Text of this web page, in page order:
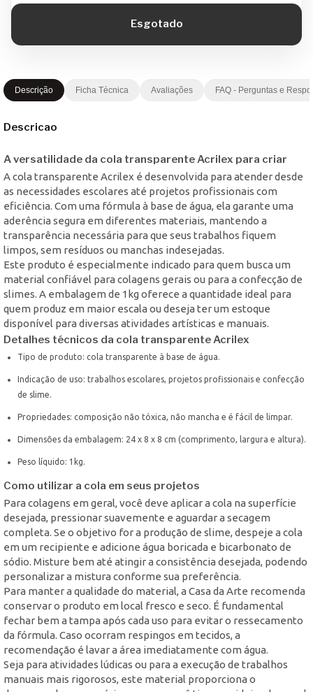
Descrição Ficha Técnica Avaliações FAQ - Perguntas e
Descricao
A versatilidade da cola transparente Acrilex para criar
A cola transparente Acrilex é desenvolvida para atender desde
as necessidades escolares até projetos profissionais com
eficiência. Com uma fórmula à base de água, ela garante uma
aderência segura em diferentes materiais, mantendo a
transparência necessária para que seus trabalhos fiquem
limpos, sem resíduos ou manchas indesejadas.
Este produto é especialmente indicado para quem busca um
material confiável para colagens gerais ou para a confecção de
slimes. A embalagem de 1kg oferece a quantidade ideal para
quem produz em maior escala ou deseja ter um estoque
disponível para diversas atividades artísticas e manuais.
Detalhes técnicos da cola transparente Acrilex
Tipo de produto: cola transparente à base de água.
Indicação de uso: trabalhos escolares, projetos profissionais e confecção
de slime.
Propriedades: composição não tóxica, não mancha e é fácil de limpar.
Dimensões da embalagem: 24 x 8 x 8 cm (comprimento, largura e altura).
Peso líquido: 1kg.
Como utilizar a cola em seus projetos
Para colagens em geral, você deve aplicar a cola na superfície
desejada, pressionar suavemente e aguardar a secagem
completa. Se o objetivo for a produção de slime, despeje a cola
em um recipiente e adicione água boricada e bicarbonato de
sódio. Misture bem até atingir a consistência desejada, podendo
personalizar a mistura conforme sua preferência.
Para manter a qualidade do material, a Casa da Arte recomenda
conservar o produto em local fresco e seco. É fundamental
fechar bem a tampa após cada uso para evitar o ressecamento
da fórmula. Caso ocorram respingos em tecidos, a
recomendação é lavar a área imediatamente com água.
Seja para atividades lúdicas ou para a execução de trabalhos
manuais mais rigorosos, este material proporciona o